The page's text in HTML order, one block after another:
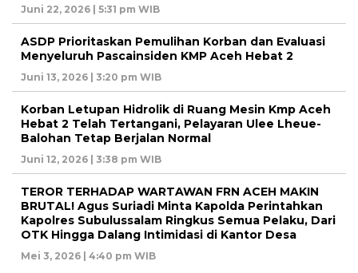
Juni 22, 2026 | 5:31 pm WIB
ASDP Prioritaskan Pemulihan Korban dan Evaluasi
Menyeluruh Pascainsiden KMP Aceh Hebat 2
Juni 13, 2026 | 3:20 pm WIB
Korban Letupan Hidrolik di Ruang Mesin Kmp Aceh
Hebat 2 Telah Tertangani, Pelayaran Ulee Lheue-
Balohan Tetap Berjalan Normal
Juni 12, 2026 | 3:38 pm WIB
TEROR TERHADAP WARTAWAN FRN ACEH MAKIN
BRUTAL! Agus Suriadi Minta Kapolda Perintahkan
Kapolres Subulussalam Ringkus Semua Pelaku, Dari
OTK Hingga Dalang Intimidasi di Kantor Desa
Mei 3, 2026 | 4:40 pm WIB